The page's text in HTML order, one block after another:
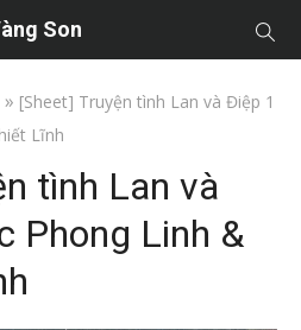
Son
» [Sheet] Truyện tình Lan và Điệp 1
Lĩnh
tình Lan và
Phong Linh &